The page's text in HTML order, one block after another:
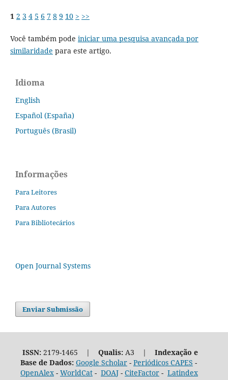
1 2 3 4 5 6 7 8 9 10 > >>
Você também pode iniciar uma pesquisa avançada por
similaridade para este artigo.
Idioma
English
Español (España)
Português (Brasil)
Informações
Para Leitores
Para Autores
Para Bibliotecários
Open Journal Systems
Enviar Submissão
ISSN:2179-1465 | Qualis:A3 | Indexação e
Base de Dados: Google Scholar- Periódicos CAPES -
OpenAlex- WorldCat- DOAJ- CiteFactor- Latindex